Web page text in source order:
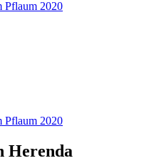
2020
aus der Europäischen
Herenda